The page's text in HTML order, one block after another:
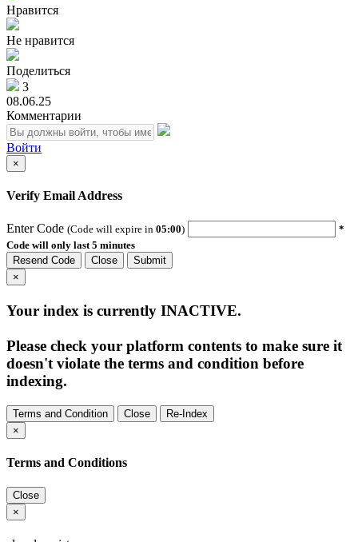
Нравится
Не нравится
Поделиться
3
08.06.25
Комментарии
Войти
×
Verify Email Address
Enter Code (Code will expire in 05:00)
*
Code will only last 5 minutes
Resend Code
Close
Submit
×
Your index is currently INACTIVE.
Please check your platform contents to make sure it
doesn't violate the terms and condition before
indexing.
Terms and Condition Close
Re-Index
×
Terms and Conditions
Close
×